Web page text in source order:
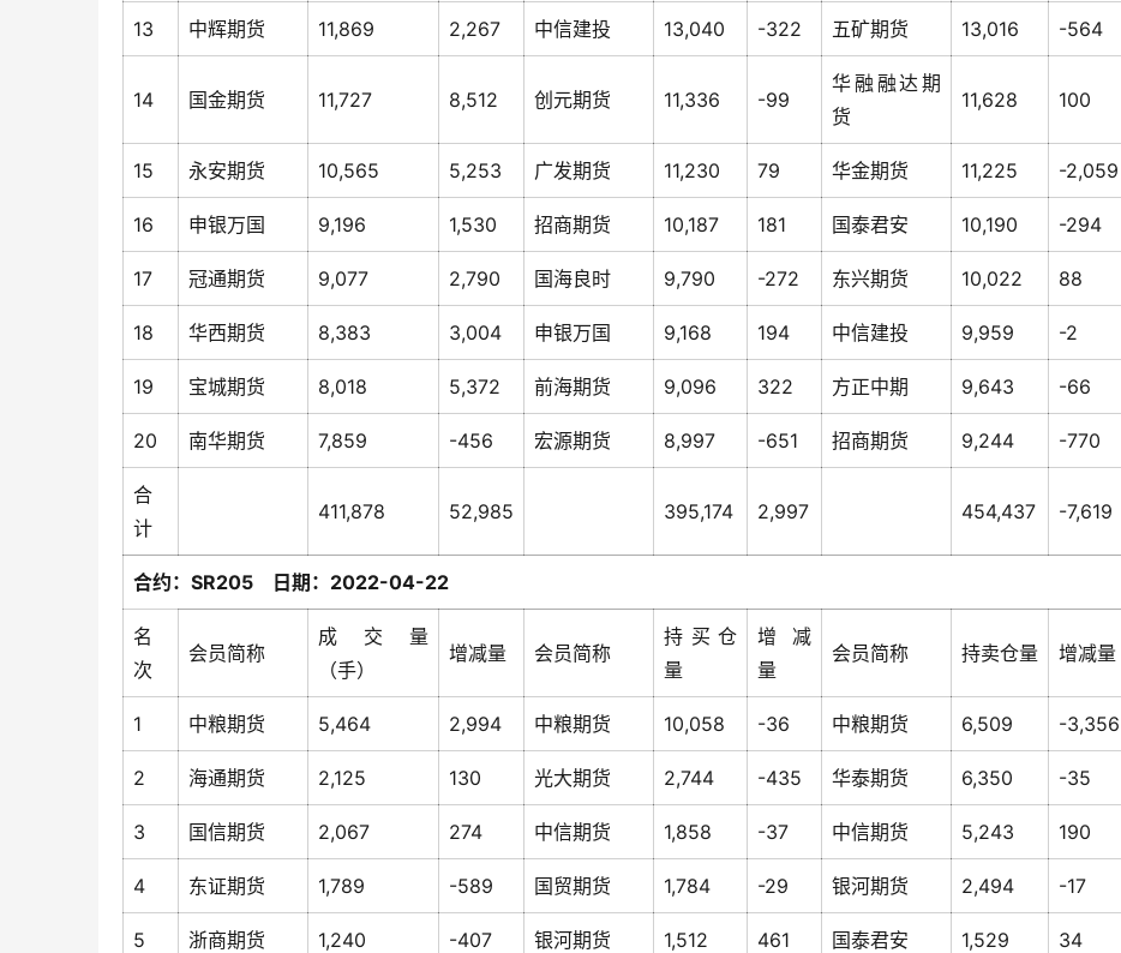
13 中辉期货 11,869 2,267 中信建投 13,040 -322 五矿期货 13,016 -564
14 国金期货 11,727 8,512 创元期货 11,336 -99
华融融达期
货
11,628 100
15 永安期货 10,565 5,253 广发期货 11,230 79 华金期货 11,225 -2,059
16 申银万国 9,196 1,530 招商期货 10,187 181 国泰君安 10,190 -294
17 冠通期货 9,077 2,790 国海良时 9,790 -272 东兴期货 10,022 88
18 华西期货 8,383 3,004 申银万国 9,168 194 中信建投 9,959 -2
19 宝城期货 8,018 5,372 前海期货 9,096 322 方正中期 9,643 -66
20 南华期货 7,859 -456 宏源期货 8,997 -651 招商期货 9,244 -770
合
计
411,878 52,985 395,174 2,997 454,437 -7,619
合约：SR205 日期：2022-04-22
名
次
会员简称
成交量
（手）
增减量 会员简称
持买仓
量
增减
量
会员简称 持卖仓量 增减量
1 中粮期货 5,464 2,994 中粮期货 10,058 -36 中粮期货 6,509 -3,356
2 海通期货 2,125 130 光大期货 2,744 -435 华泰期货 6,350 -35
3 国信期货 2,067 274 中信期货 1,858 -37 中信期货 5,243 190
4 东证期货 1,789 -589 国贸期货 1,784 -29 银河期货 2,494 -17
5 浙商期货 1,240 -407 银河期货 1,512 461 国泰君安 1,529 34